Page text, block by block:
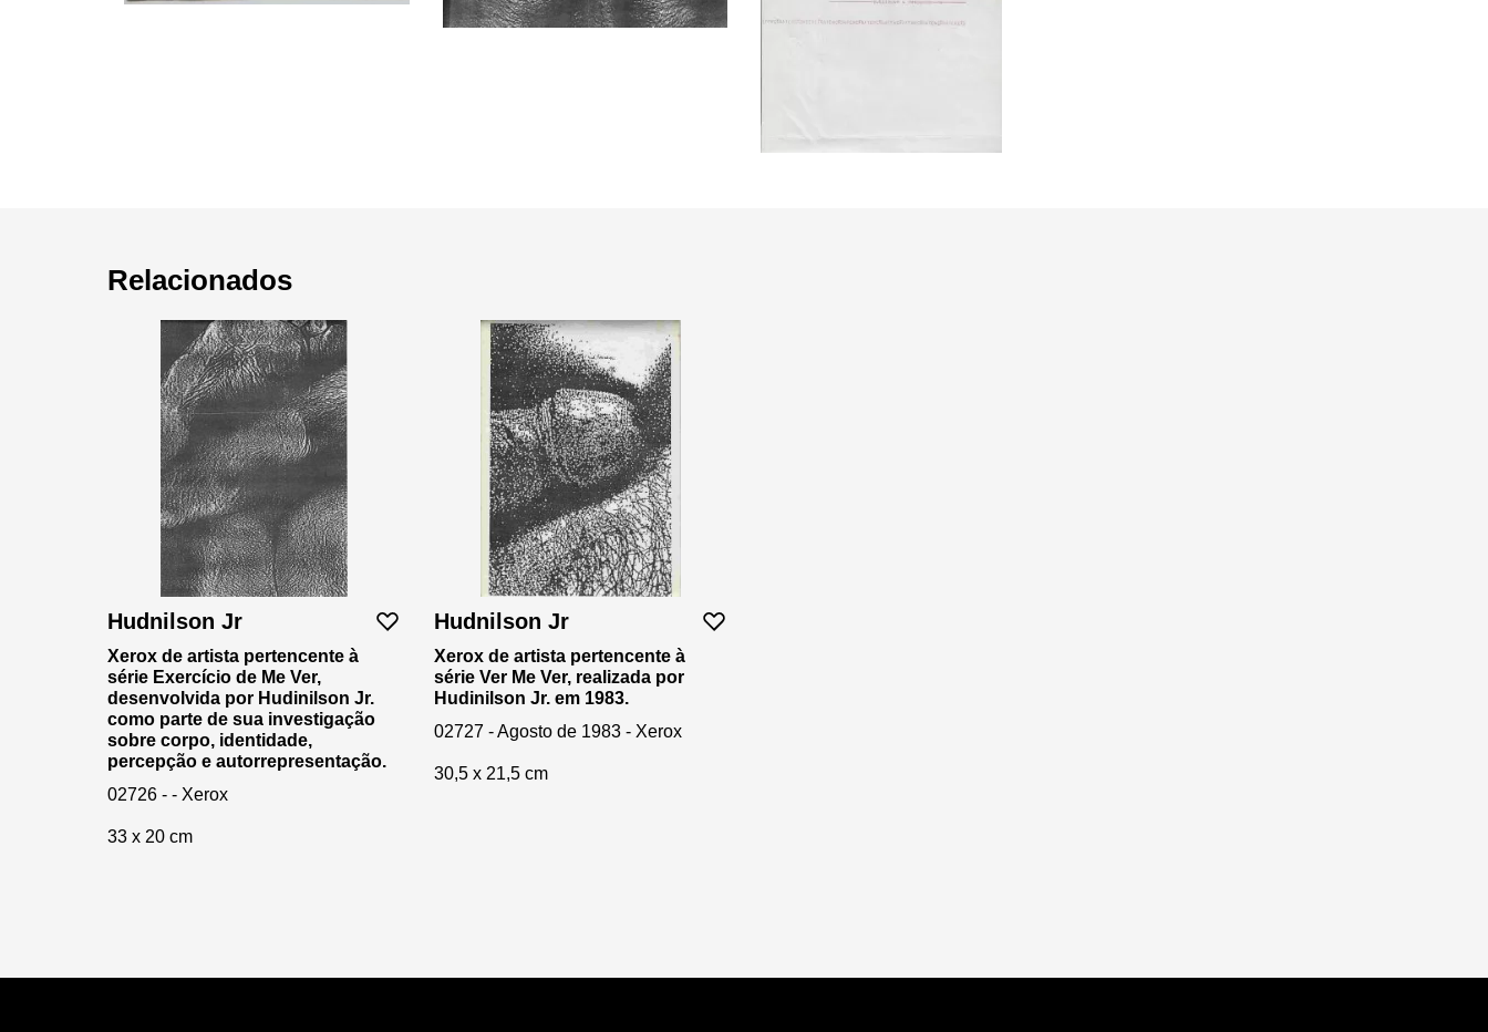
Relacionados
Hudnilson Jr
Xerox de artista pertencente à
série Exercício de Me Ver,
desenvolvida por Hudinilson Jr.
como parte de sua investigação
sobre corpo, identidade,
percepção e autorrepresentação.
02726 - - Xerox
33 x 20 cm
Hudnilson Jr
Xerox de artista pertencente à
série Ver Me Ver, realizada por
Hudinilson Jr. em 1983.
02727 - Agosto de 1983 - Xerox
30,5 x 21,5 cm